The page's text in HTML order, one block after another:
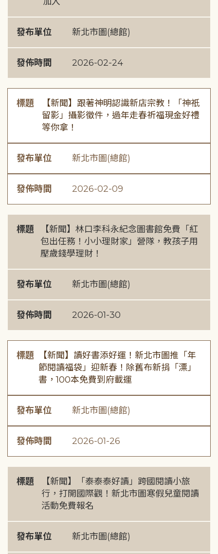
發布單位 新北市圖(總館)
發佈時間 2026-02-24
標題
【新聞】跟著神明認識新店宗教！「神祇
留影」攝影徵件，過年走春祈福現金好禮
等你拿！
發布單位 新北市圖(總館)
發佈時間 2026-02-09
標題
【新聞】林口李科永紀念圖書館免費「紅
包出任務！小小理財家」營隊，教孩子用
壓歲錢學理財！
發布單位 新北市圖(總館)
發佈時間 2026-01-30
標題
【新聞】讀好書添好運！新北市圖推「年
節閱讀福袋」迎新春！除舊布新捐「漂」
書，100本免費到府載運
發布單位 新北市圖(總館)
發佈時間 2026-01-26
標題
【新聞】「泰泰泰好讀」跨國閱讀小旅
行，打開國際觀！新北市圖寒假兒童閱讀
活動免費報名
發布單位 新北市圖(總館)